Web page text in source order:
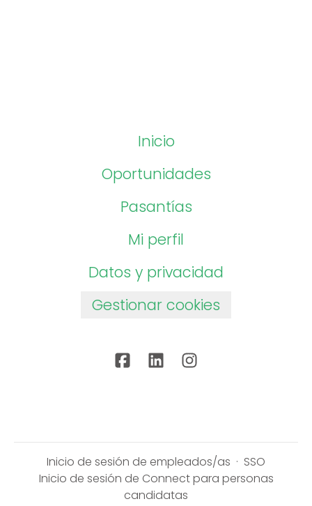
Inicio
Oportunidades
Pasantías
Mi perfil
Datos y privacidad
Gestionar cookies
Inicio de sesión de empleados/as · SSO
Inicio de sesión de Connect para personas
candidatas